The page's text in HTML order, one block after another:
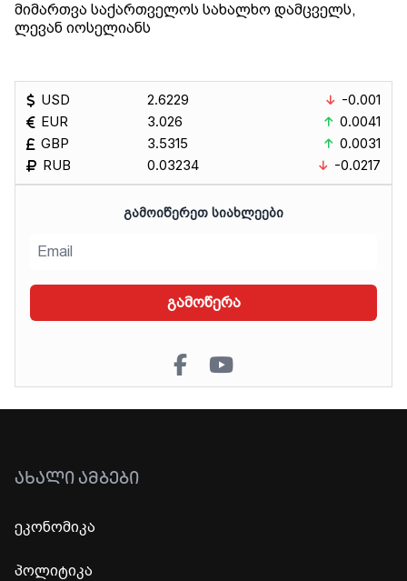
მიმართვა საქართველოს სახალხო დამცველს,
ლევან იოსელიანს
USD
EUR
GBP
RUB
2.6229
3.026
3.5315
0.03234
-0.001
0.0041
0.0031
-0.0217
ᲒᲐᲛᲝᲘᲬᲔᲠᲔᲗ ᲡᲘᲐᲮᲚᲔᲔᲑᲘ
გამოწერა
ᲐᲮᲐᲚᲘ ᲐᲛᲑᲔᲑᲘ
ეკონომიკა
პოლიტიკა